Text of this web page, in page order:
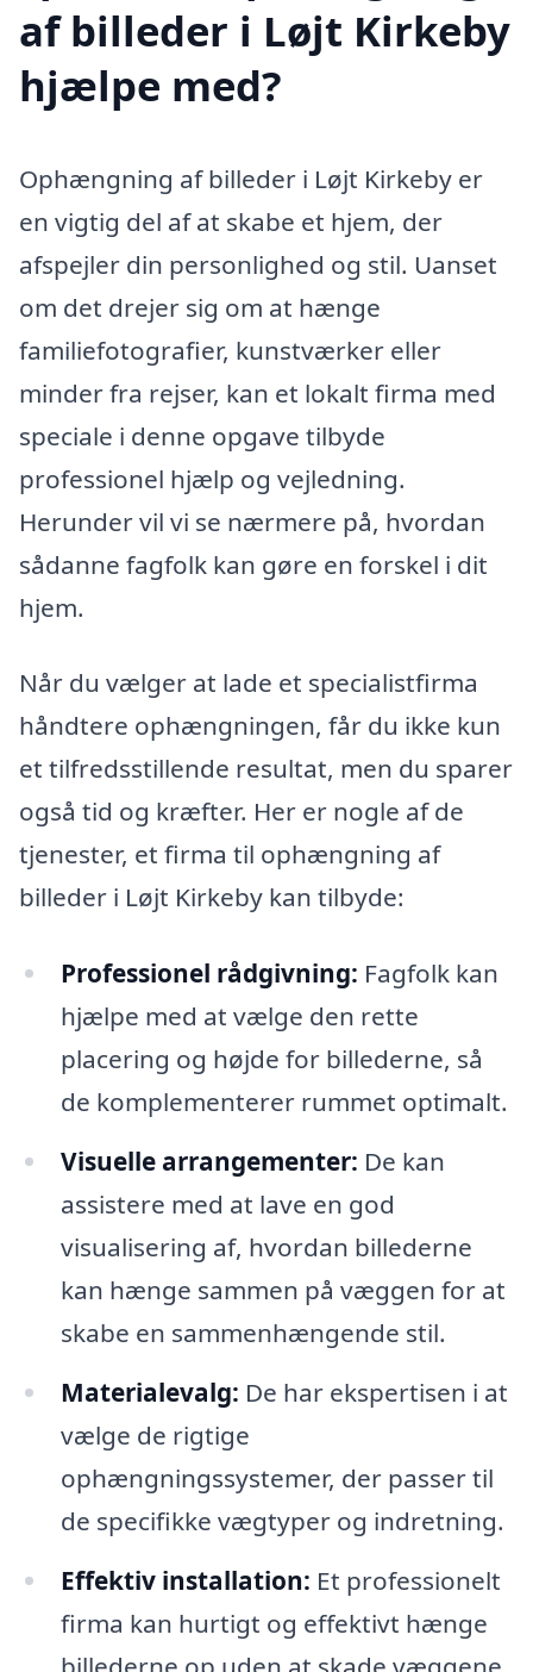
af billeder i Løjt Kirkeby
hjælpe med?
Ophængning af billeder i Løjt Kirkeby er
en vigtig del af at skabe et hjem, der
afspejler din personlighed og stil. Uanset
om det drejer sig om at hænge
familiefotografier, kunstværker eller
minder fra rejser, kan et lokalt firma med
speciale i denne opgave tilbyde
professionel hjælp og vejledning.
Herunder vil vi se nærmere på, hvordan
sådanne fagfolk kan gøre en forskel i dit
hjem.
Når du vælger at lade et specialistfirma
håndtere ophængningen, får du ikke kun
et tilfredsstillende resultat, men du sparer
også tid og kræfter. Her er nogle af de
tjenester, et firma til ophængning af
billeder i Løjt Kirkeby kan tilbyde:
Professionel rådgivning: Fagfolk kan
hjælpe med at vælge den rette
placering og højde for billederne, så
de komplementerer rummet optimalt.
Visuelle arrangementer: De kan
assistere med at lave en god
visualisering af, hvordan billederne
kan hænge sammen på væggen for at
skabe en sammenhængende stil.
Materialevalg: De har ekspertisen i at
vælge de rigtige
ophængningssystemer, der passer til
de specifikke vægtyper og indretning.
Effektiv installation: Et professionelt
firma kan hurtigt og effektivt hænge